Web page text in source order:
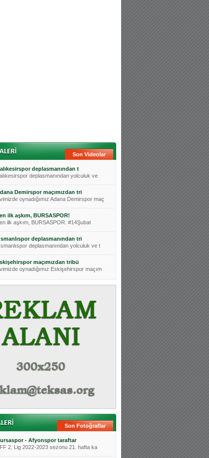
Son Videolar
deplasmanından t
deplasmanından yolculuk ve
Demirspor maçımızdan tri
oynadığımız Adana Demirspor maç
ilk aşkım, BURSASPOR!
ilk aşkım, BURSASPOR. #14Şubat
deplasmanından tri
deplasmanından yolculuk ve t
maçımızdan tribü
oynadığımız Eskişehirspor maçım
Son Fotoğraflar
- Afyonspor taraftar
2. Lig 2022-2023 sezonu 21. hafta ka